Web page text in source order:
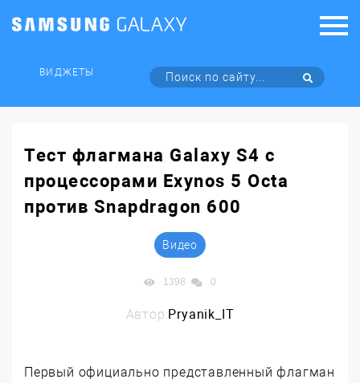
ВИДЖЕТЫ
Тест флагмана Galaxy S4 с
процессорами Exynos 5 Octa
против Snapdragon 600
Видео
1398 0
Автор:Pryanik_IT
Первый официально представленный флагман